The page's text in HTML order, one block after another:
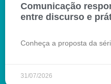
Comunicação
entre discurso e
Conheça a proposta da
31/07/2026